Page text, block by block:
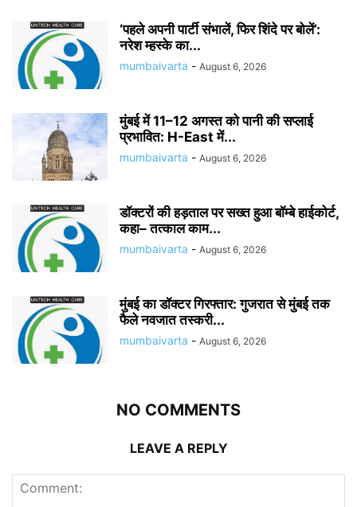
‘पहले अपनी पार्टी संभालें, फिर शिंदे पर बोलें’:
नरेश म्हस्के का...
mumbaivarta - August 6, 2026
मुंबई में 11–12 अगस्त को पानी की सप्लाई
प्रभावित: H-East में...
mumbaivarta - August 6, 2026
डॉक्टरों की हड़ताल पर सख्त हुआ बॉम्बे हाईकोर्ट,
कहा– तत्काल काम...
mumbaivarta - August 6, 2026
मुंबई का डॉक्टर गिरफ्तार: गुजरात से मुंबई तक
फैले नवजात तस्करी...
mumbaivarta - August 6, 2026
NO COMMENTS
LEAVE A REPLY